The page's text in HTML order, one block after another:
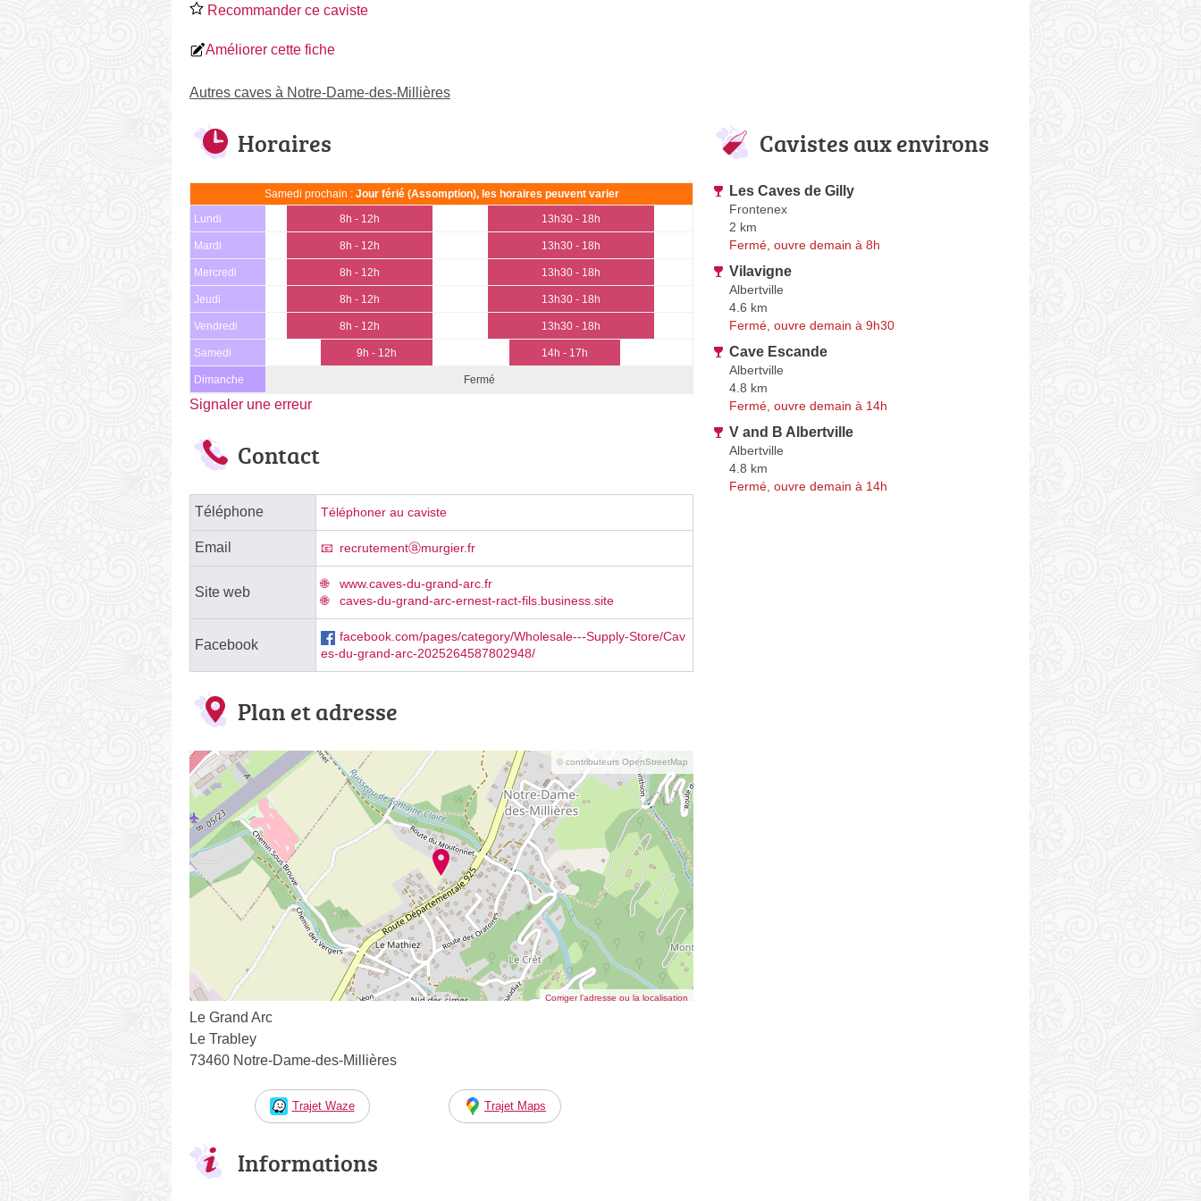
Recommander ce caviste
Améliorer cette fiche
Autres caves à Notre-Dame-des-Millières
Horaires
Samedi prochain : Jour férié (Assomption), les horaires peuvent varier
Lundi 8h - 12h 13h30 - 18h
Mardi 8h - 12h 13h30 - 18h
Mercredi 8h - 12h 13h30 - 18h
Jeudi 8h - 12h 13h30 - 18h
Vendredi 8h - 12h 13h30 - 18h
Samedi 9h - 12h 14h - 17h
Dimanche Fermé
Signaler une erreur
Contact
Téléphone Téléphoner au caviste
Email recrutementⓐmurgier.fr
Site web
www.caves-du-grand-arc.fr
caves-du-grand-arc-ernest-ract-fils.business.site
Facebook
facebook.com/pages/category/Wholesale---Supply-Store/Cav
es-du-grand-arc-2025264587802948/
Plan et adresse
© contributeurs OpenStreetMap
Corriger l’adresse ou la localisation
Le Grand Arc
Le Trabley
73460 Notre-Dame-des-Millières
Trajet Waze Trajet Maps
Informations
Cavistes aux environs
Les Caves de Gilly
Frontenex
2 km
Fermé, ouvre demain à 8h
Vilavigne
Albertville
4.6 km
Fermé, ouvre demain à 9h30
Cave Escande
Albertville
4.8 km
Fermé, ouvre demain à 14h
V and B Albertville
Albertville
4.8 km
Fermé, ouvre demain à 14h